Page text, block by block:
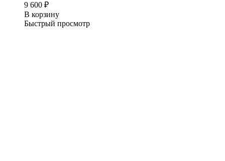
9 600 ₽
В корзину
Быстрый просмотр